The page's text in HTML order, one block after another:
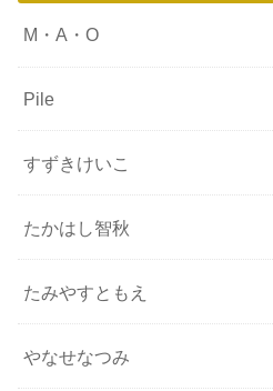
M・A・O
Pile
すずきけいこ
たかはし智秋
たみやすともえ
やなせなつみ